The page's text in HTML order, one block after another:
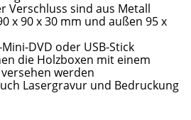
Verschluss sind aus Metall
x 90 x 30 mm und außen 95 x
DVD oder USB-Stick
die Holzboxen mit einem
werden
Lasergravur und Bedruckung